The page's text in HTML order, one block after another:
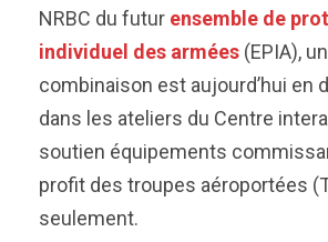
NRBC du futur ensemble de
individuel des armées (EPIA),
combinaison est aujourd’hui en
dans les ateliers du Centre
soutien équipements
profit des troupes aéroportées
seulement.